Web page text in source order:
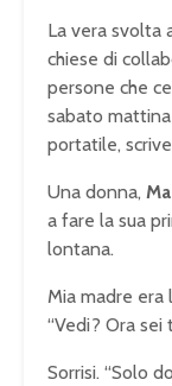
La vera svolta
chiese di
persone che
sabato
portatile,
Una donna,
a fare la sua
lontana.
Mia madre era
“Vedi? Ora sei
Sorrisi. “Solo